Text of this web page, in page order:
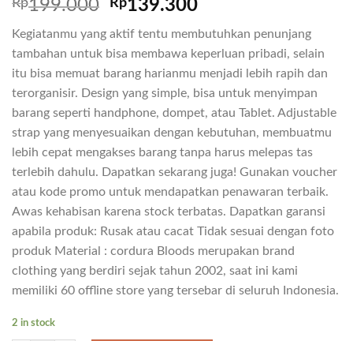
199.000 139.300
Kegiatanmu yang aktif tentu membutuhkan penunjang
tambahan untuk bisa membawa keperluan pribadi, selain
itu bisa memuat barang harianmu menjadi lebih rapih dan
terorganisir. Design yang simple, bisa untuk menyimpan
barang seperti handphone, dompet, atau Tablet. Adjustable
strap yang menyesuaikan dengan kebutuhan, membuatmu
lebih cepat mengakses barang tanpa harus melepas tas
terlebih dahulu. Dapatkan sekarang juga! Gunakan voucher
atau kode promo untuk mendapatkan penawaran terbaik.
Awas kehabisan karena stock terbatas. Dapatkan garansi
apabila produk: Rusak atau cacat Tidak sesuai dengan foto
produk Material : cordura Bloods merupakan brand
clothing yang berdiri sejak tahun 2002, saat ini kami
memiliki 60 offline store yang tersebar di seluruh Indonesia.
2 in stock